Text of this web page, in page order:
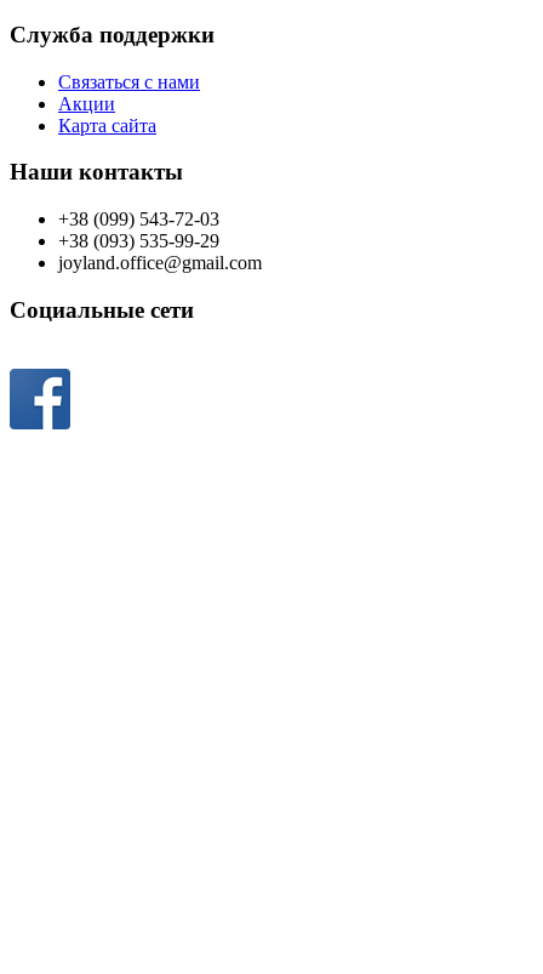
Служба поддержки
Связаться с нами
Акции
Карта сайта
Наши контакты
+38 (099) 543-72-03
+38 (093) 535-99-29
joyland.office@gmail.com
Социальные сети